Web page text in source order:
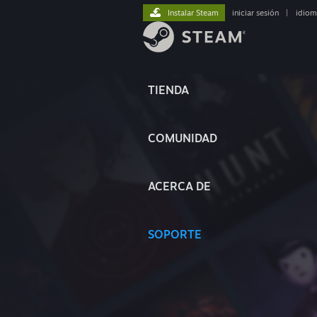
TIENDA
COMUNIDAD
ACERCA DE
SOPORTE
Instalar Steam iniciar sesión